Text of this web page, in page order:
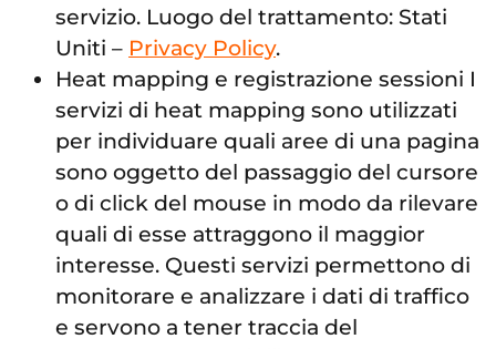
servizio. Luogo del trattamento: Stati
Uniti – Privacy Policy.
Heat mapping e registrazione sessioni I
servizi di heat mapping sono utilizzati
per individuare quali aree di una pagina
sono oggetto del passaggio del cursore
o di click del mouse in modo da rilevare
quali di esse attraggono il maggior
interesse. Questi servizi permettono di
monitorare e analizzare i dati di traffico
e servono a tener traccia del